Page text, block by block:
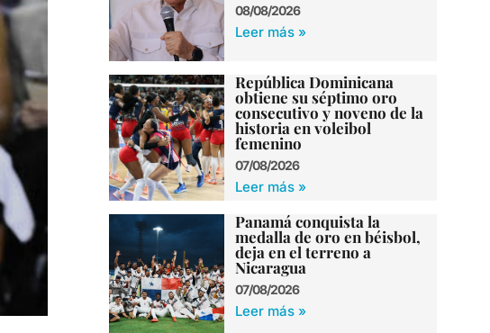
08/08/2026
Leer más »
República Dominicana
obtiene su séptimo oro
consecutivo y noveno de la
historia en voleibol
femenino
07/08/2026
Leer más »
Panamá conquista la
medalla de oro en béisbol,
deja en el terreno a
Nicaragua
07/08/2026
Leer más »